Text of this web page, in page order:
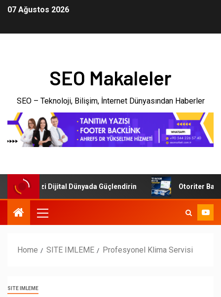
07 Ağustos 2026
SEO Makaleler
SEO – Teknoloji, Bilişim, İnternet Dünyasından Haberler
Dijital Dünyada Güçlendirin Otoriter
Home SITE IMLEME Profesyonel Klima Servisi
SITE IMLEME